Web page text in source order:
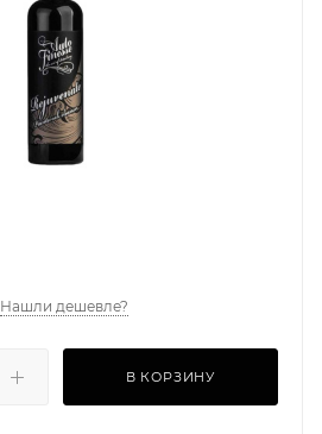
Нашли дешевле?
В КОРЗИНУ